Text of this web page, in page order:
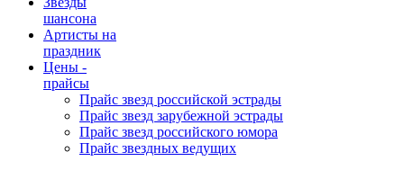
шансона
Артисты на
праздник
Цены -
прайсы
Прайс звезд российской эстрады
Прайс звезд зарубежной эстрады
Прайс звезд российского юмора
Прайс звездных ведущих